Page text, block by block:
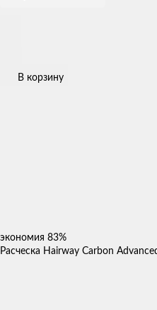
В корзину
экономия 83%
Расческа Hairway Carbon